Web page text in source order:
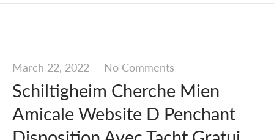
March 22, 2022— No Comments
Schiltigheim Cherche Mien
Amicale Website D Penchant